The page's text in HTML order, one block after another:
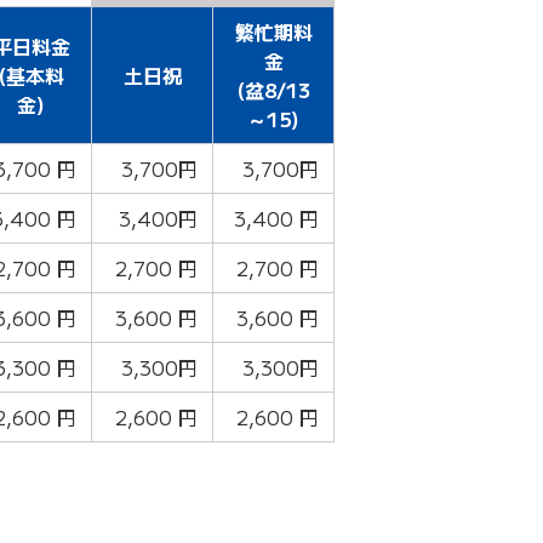
日料金
基本料
金)
土日祝
繁忙期料
金
(盆8/13
～15)
円
3,700円
3,700円
円
3,400円
3,400 円
円
2,700 円
2,700 円
円
3,600 円
3,600 円
円
3,300円
3,300円
円
2,600 円 2,600 円